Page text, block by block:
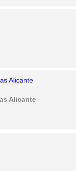
Alicante